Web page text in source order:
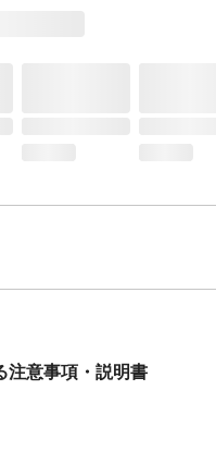
注意事項・説明書